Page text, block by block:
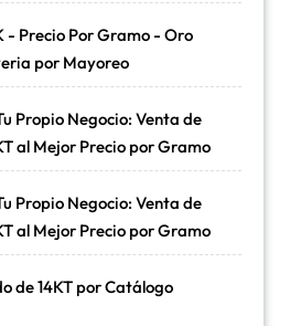
- Precio Por Gramo - Oro
por Mayoreo
Propio Negocio: Venta de
al Mejor Precio por Gramo
Propio Negocio: Venta de
al Mejor Precio por Gramo
de 14KT por Catálogo